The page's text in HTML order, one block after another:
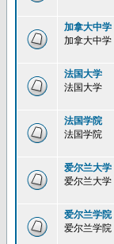
加拿大中学
加拿大中学
法国大学
法国大学
法国学院
法国学院
爱尔兰大学
爱尔兰大学
爱尔兰学院
爱尔兰学院